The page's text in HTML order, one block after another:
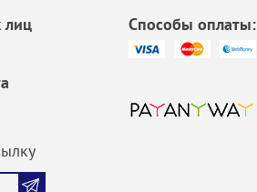
лиц
Способы оплаты: